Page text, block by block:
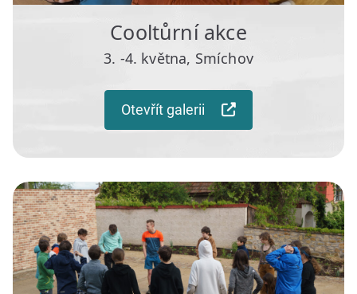
Cooltůrní akce
3. -4. května, Smíchov
Otevřít galerii